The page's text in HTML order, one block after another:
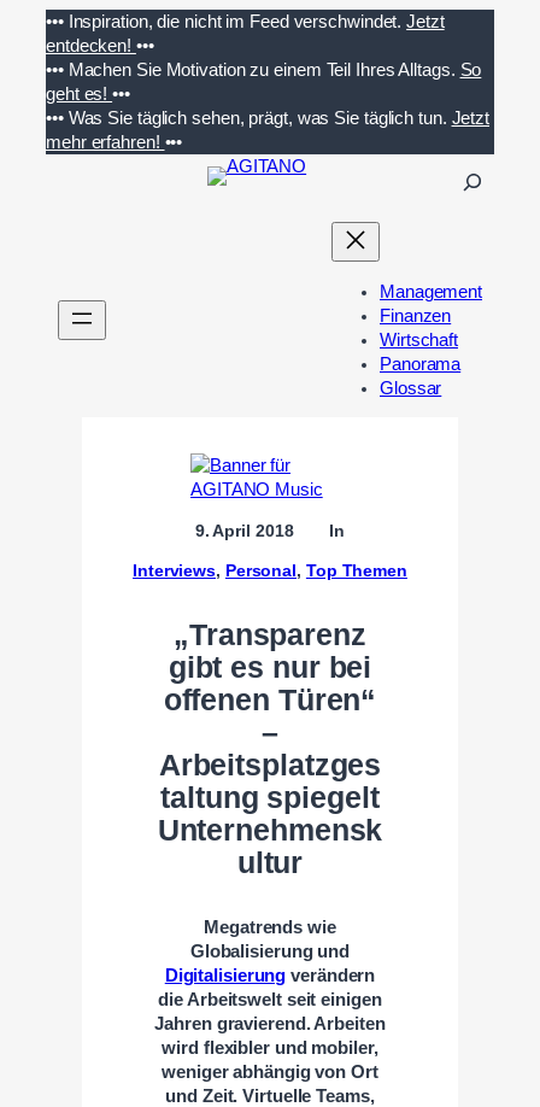
Inhalt
springen
••• Inspiration, die nicht im Feed verschwindet. Jetzt
entdecken! •••
••• Machen Sie Motivation zu einem Teil Ihres Alltags. So
geht es!•••
••• Was Sie täglich sehen, prägt, was Sie täglich tun. Jetzt
mehr erfahren! •••
n
Management
Finanzen
Wirtschaft
Panorama
Glossar
9. April 2018 In
Interviews, Personal, Top Themen
„Transparenz
gibt es nur bei
offenen Türen“
–
Arbeitsplatzges
taltung spiegelt
Unternehmensk
ultur
Megatrends wie
Globalisierung und
Digitalisierung verändern
die Arbeitswelt seit einigen
Jahren gravierend. Arbeiten
wird flexibler und mobiler,
weniger abhängig von Ort
und Zeit. Virtuelle Teams,